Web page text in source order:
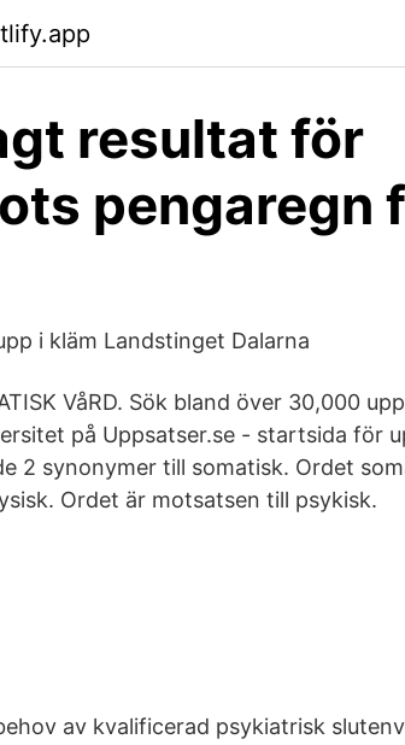
resultat för
pengaregn
i kläm Landstinget Dalarna
VåRD. Sök bland över 30,000
på Uppsatser.se - startsida för
2 synonymer till somatisk. Ordet
Ordet är motsatsen till psykisk.
av kvalificerad psykiatrisk